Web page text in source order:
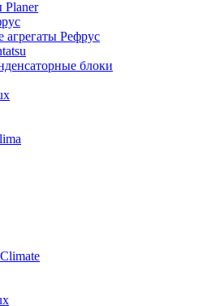
Planer
агрегаты Рефрус
блоки